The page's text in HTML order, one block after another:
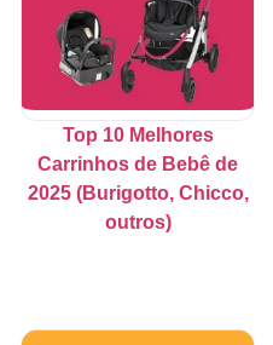
Top 10 Melhores
Carrinhos de Bebê de
2025 (Burigotto, Chicco,
outros)